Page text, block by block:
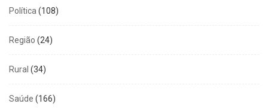
Política (108)
Região (24)
Rural (34)
Saúde (166)